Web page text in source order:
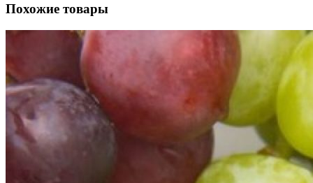
Похожие товары